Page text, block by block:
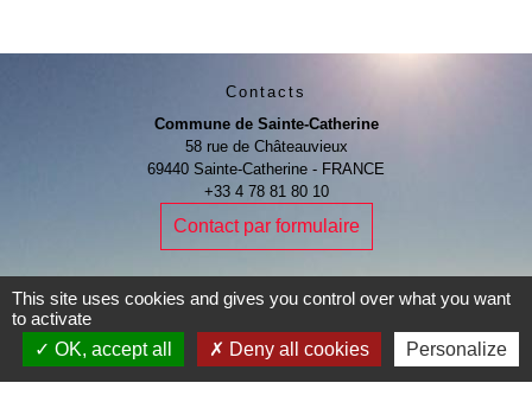
Contacts
Commune de Sainte-Catherine
58 rue de Châteauvieux
69440 Sainte-Catherine - FRANCE
+33 4 78 81 80 10
Contact par formulaire
Je Contribue
This site uses cookies and gives you control over what you want
to activate
OK, accept all
Deny all cookies Personalize